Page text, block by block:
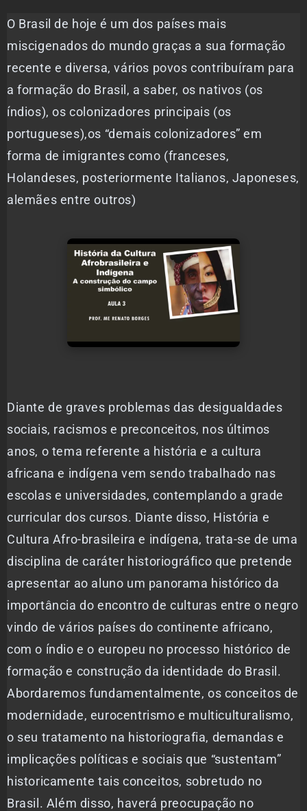
O Brasil de hoje é um dos países mais
miscigenados do mundo graças a sua formação
recente e diversa, vários povos contribuíram para
a formação do Brasil, a saber, os nativos (os
índios), os colonizadores principais (os
portugueses),os “demais colonizadores” em
forma de imigrantes como (franceses,
Holandeses, posteriormente Italianos, Japoneses,
alemães entre outros)
Diante de graves problemas das desigualdades
sociais, racismos e preconceitos, nos últimos
anos, o tema referente a história e a cultura
africana e indígena vem sendo trabalhado nas
escolas e universidades, contemplando a grade
curricular dos cursos. Diante disso, História e
Cultura Afro-brasileira e indígena, trata-se de uma
disciplina de caráter historiográfico que pretende
apresentar ao aluno um panorama histórico da
importância do encontro de culturas entre o negro
vindo de vários países do continente africano,
com o índio e o europeu no processo histórico de
formação e construção da identidade do Brasil.
Abordaremos fundamentalmente, os conceitos de
modernidade, eurocentrismo e multiculturalismo,
o seu tratamento na historiografia, demandas e
implicações políticas e sociais que “sustentam”
historicamente tais conceitos, sobretudo no
Brasil. Além disso, haverá preocupação no